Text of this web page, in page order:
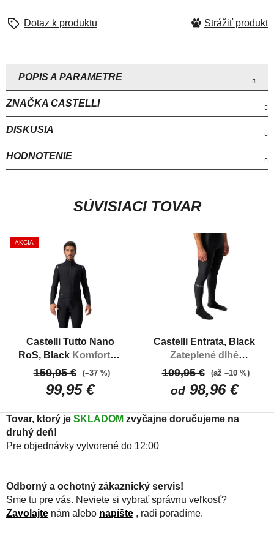
Strážiť
Tovar, ktorý je SKLADOM zvyčajne doručujeme na
druhý deň!
Pre objednávky vytvorené do 12:00
Odborný a ochotný zákaznický servis!
Sme tu pre vás. Neviete si vybrať správnu veľkosť?
Zavolajte nám alebo napíšte , radi poradíme.
ZNAČKA CASTELLI
DISKUSIA
HODNOTENIE
SÚVISIACI TOVAR
AKCIA
Castelli Tutto Nano
RoS, Black Komfortný
a zateplený dres na jar
a jeseň
99,95 €
159,95 € (–37 %)
Castelli Entrata, Black
Zateplené dlhé
nohavice do
chladného počasia
od98,96 €
109,95 € (až –10 %)